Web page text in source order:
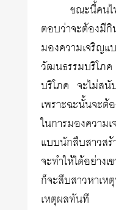
ขณะนี้คนไ
ตอบว่าจะต้องมี
มองความเจริญ
วัฒนธรรมบริโภค
บริโภค จะไม่สนั
เพราะฉะนั้นจะต้
ในการมองความ
แบบนักสืบสาวส
จะทำให้ได้อย่าง
ก็จะสืบสาวหาเห
เหตุผลทันที